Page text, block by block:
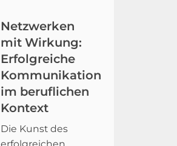
Netzwerken
mit Wirkung:
Erfolgreiche
Kommunikation
im beruflichen
Kontext
Die Kunst des